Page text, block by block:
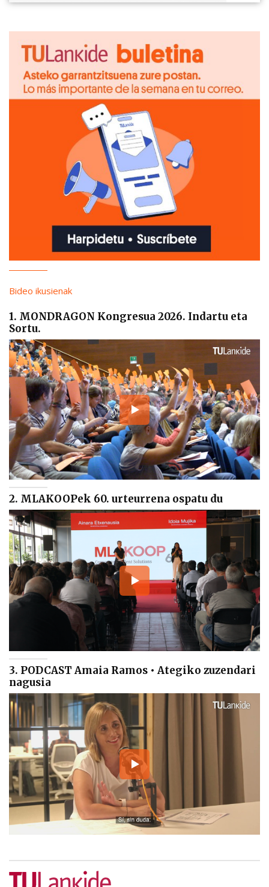
Bideo ikusienak
1. MONDRAGON Kongresua 2026. Indartu eta
Sortu.
2. MLAKOOPek 60. urteurrena ospatu du
3. PODCAST Amaia Ramos • Ategiko zuzendari
nagusia